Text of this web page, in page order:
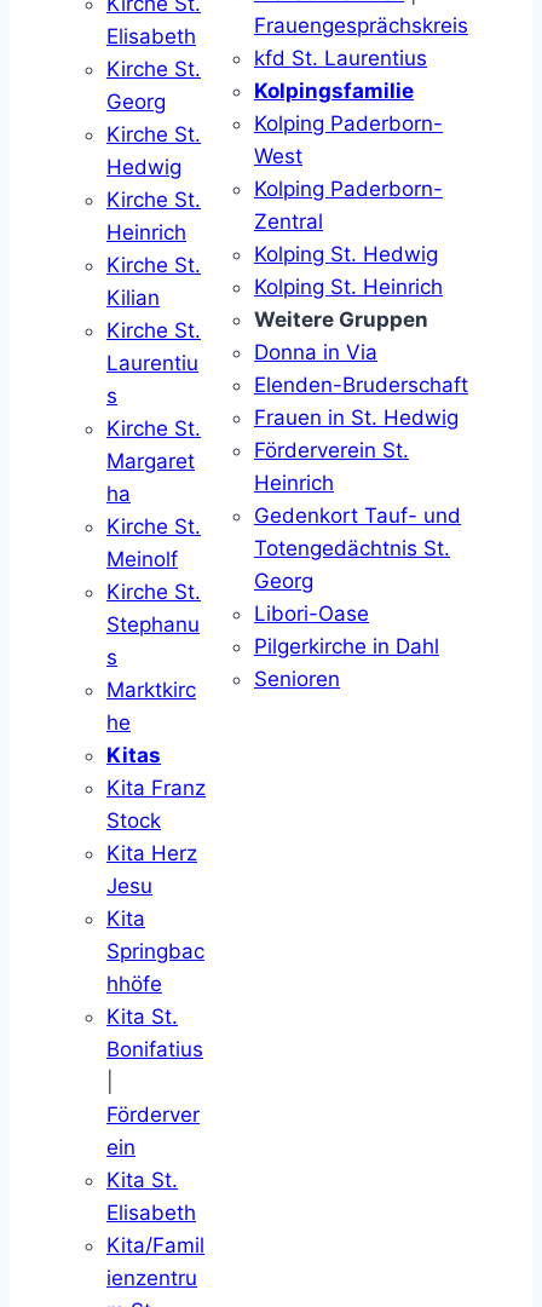
Elisabeth
Kirche St.
Georg
Kirche St.
Hedwig
Kirche St.
Heinrich
Kirche St.
Kilian
Kirche St.
Laurentiu
s
Kirche St.
Margaret
ha
Kirche St.
Meinolf
Kirche St.
Stephanu
s
Marktkirc
he
Kitas
Kita Franz
Stock
Kita Herz
Jesu
Kita
Springbac
hhöfe
Kita St.
Bonifatius
Förderver
ein
Kita St.
Elisabeth
Kita/Famil
ienzentru
Frauengesprächskreis
kfd St. Laurentius
Kolpingsfamilie
Kolping Paderborn-
West
Kolping Paderborn-
Zentral
Kolping St. Hedwig
Kolping St. Heinrich
Weitere Gruppen
Donna in Via
Elenden-Bruderschaft
Frauen in St. Hedwig
Förderverein St.
Heinrich
Gedenkort Tauf- und
Totengedächtnis St.
Georg
Libori-Oase
Pilgerkirche in Dahl
Senioren